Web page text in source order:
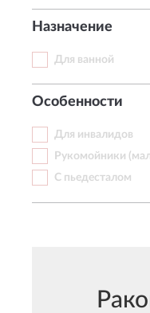
Назначение
Для ванной
Особенности
Для инвалидов
Рукомойники
С пьедесталом